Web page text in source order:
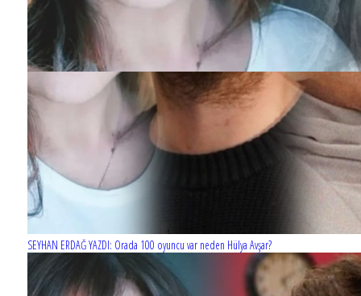
SEYHAN ERDAĞ YAZDI: Orada 100 oyuncu var neden Hülya Avşar?